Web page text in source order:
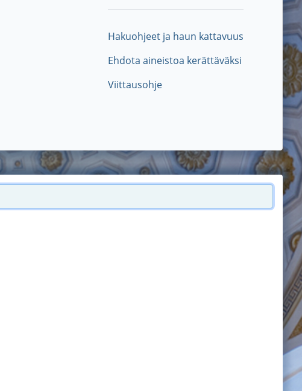
Hakuohjeet ja haun kattavuus
Ehdota aineistoa kerättäväksi
Viittausohje